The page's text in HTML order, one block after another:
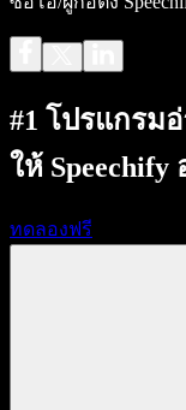
#1 โปรแกรม
ให้
ทดลองฟรี